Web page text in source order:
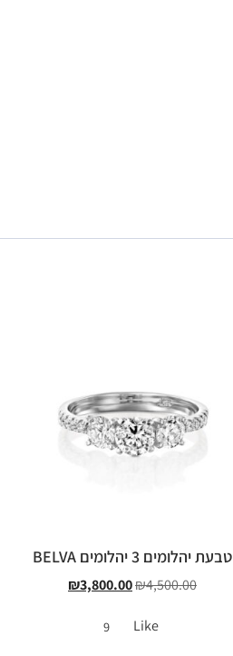
טבעת יהלומים 3 יהלומים BELVA
₪4,500.00
₪3,800.00
Like
9